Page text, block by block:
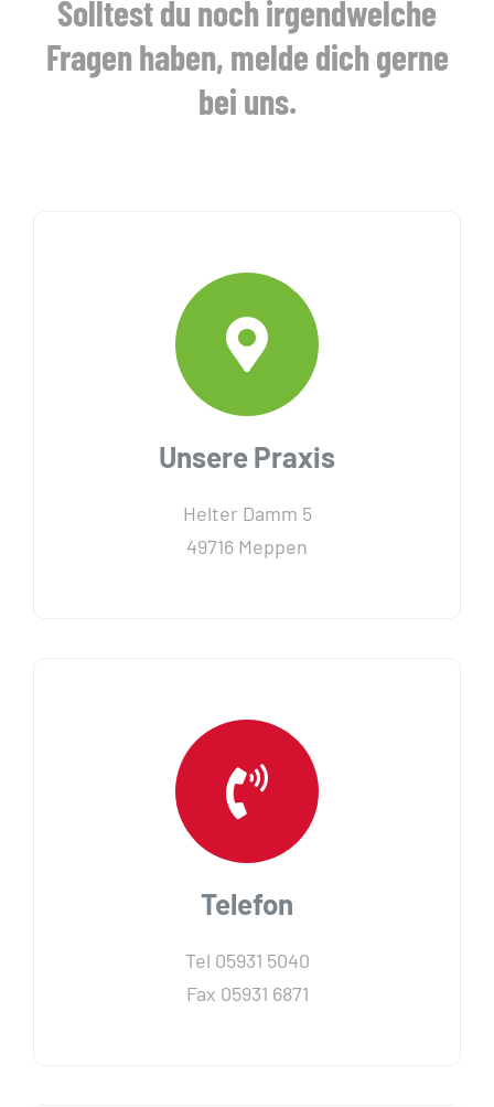
GUTSCHEINE
KONTAKT
Vertrag widerrufen
Solltest du noch irgendwelche
Fragen haben, melde dich gerne
bei uns.
Unsere Praxis
Helter Damm 5
49716 Meppen
Telefon
Tel 05931 5040
Fax 05931 6871